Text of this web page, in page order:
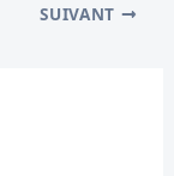
SUIVANT